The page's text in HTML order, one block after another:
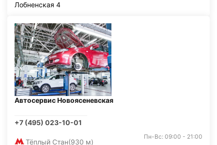
Лобненская 4
Автосервис Новоясеневская
+7 (495) 023-10-01
Тёплый Стан(930 м)
Пн-Вс: 09:00 - 21:00